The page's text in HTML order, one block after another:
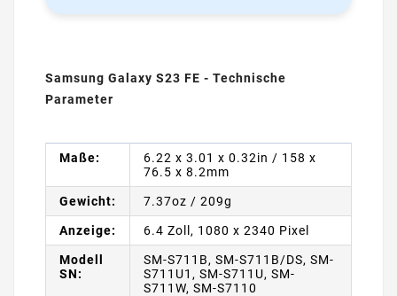
Samsung Galaxy S23 FE - Technische
Parameter
Maße:
6.22 x 3.01 x 0.32in / 158 x
76.5 x 8.2mm
Gewicht: 7.37oz / 209g
Anzeige: 6.4 Zoll, 1080 x 2340 Pixel
Modell
SN:
SM-S711B, SM-S711B/DS, SM-
S711U1, SM-S711U, SM-
S711W, SM-S7110